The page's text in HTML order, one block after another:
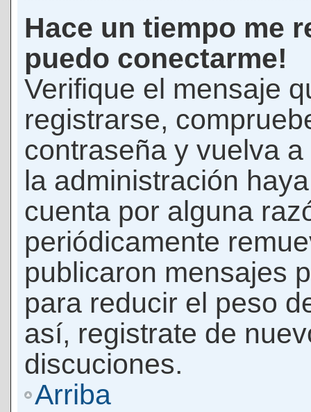
Hace un tiempo me
puedo conectarme!
Verifique el mensaje
registrarse,
contraseña y vuelva
la administración
cuenta por alguna
periódicamente
publicaron mensajes
para reducir el peso
así, registrate de
discuciones.
Arriba